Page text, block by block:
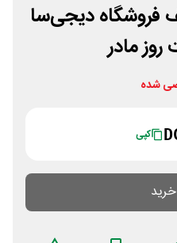
فروشگاه دیجی‌سا
مادر
شده
کپی